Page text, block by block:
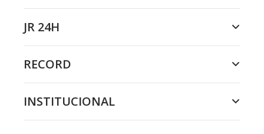
JR 24H
RECORD
INSTITUCIONAL